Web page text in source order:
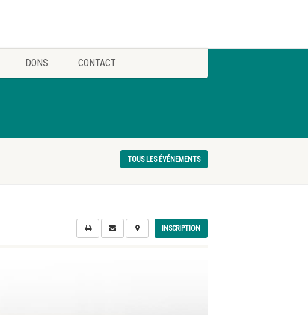
DONS CONTACT
TOUS LES ÉVÉNEMENTS
INSCRIPTION